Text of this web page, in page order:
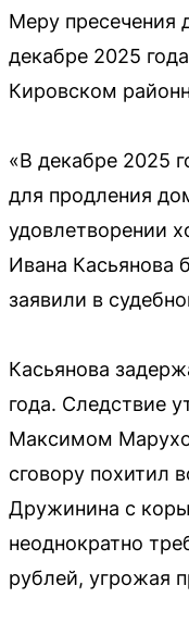
Меру пресечения
декабре 2025
Кировском
«В декабре 2025
для продления
удовлетворении
Ивана Касьянова
заявили в
Касьянова
года. Следствие
Максимом
сговору похитил
Дружинина с
неоднократно
рублей, угрожая